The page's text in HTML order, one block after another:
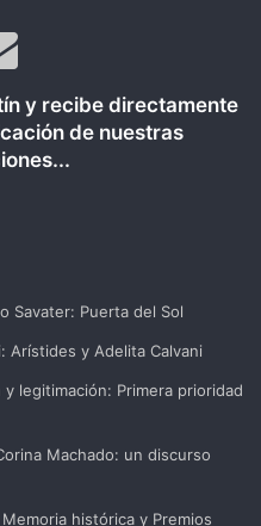
y recibe directamente
de nuestras
Savater: Puerta del Sol
Arístides y Adelita Calvani
y legitimación: Primera prioridad
Machado: un discurso
histórica y Premios